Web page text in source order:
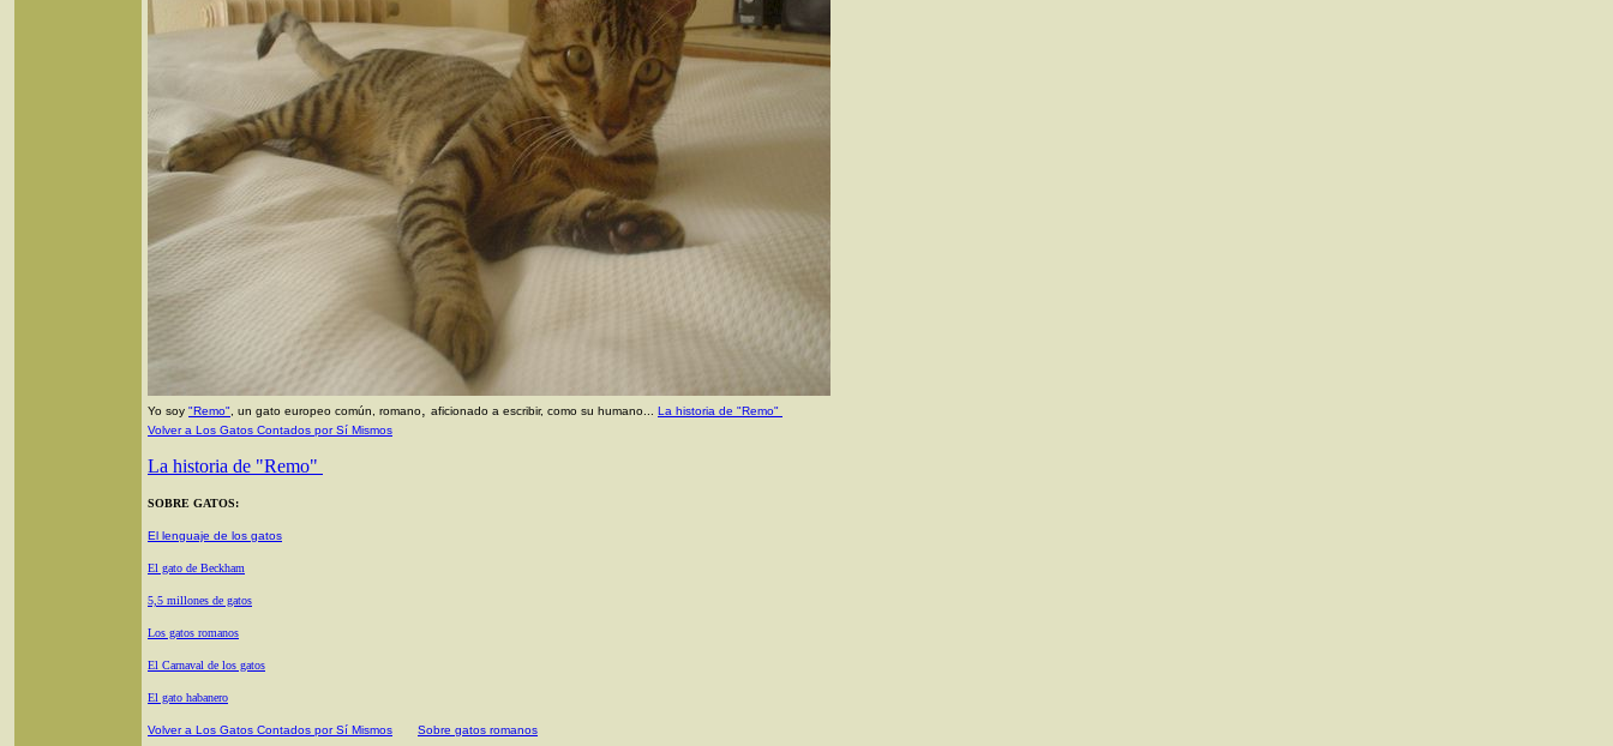
Yo soy "Remo" , un gato europeo común, romano, aficionado a escribir, como su humano... La historia de "Remo"
Volver a Los Gatos Contados por Sí Mismos
La historia de "Remo"
SOBRE GATOS:
El lenguaje de los gatos
El gato de Beckham
5,5 millones de gatos
Los gatos romanos
El Carnaval de los gatos
El gato habanero
Volver a Los Gatos Contados por Sí Mismos Sobre gatos romanos